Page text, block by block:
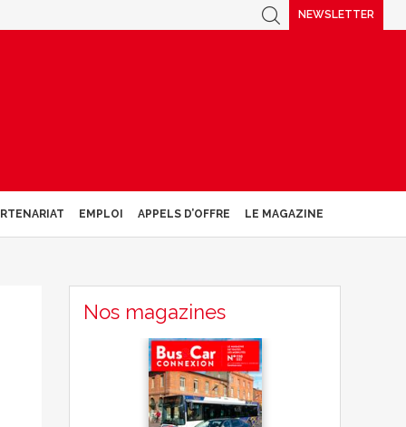
NEWSLETTER
EMPLOI APPELS D’OFFRE LE MAGAZINE
Nos magazines